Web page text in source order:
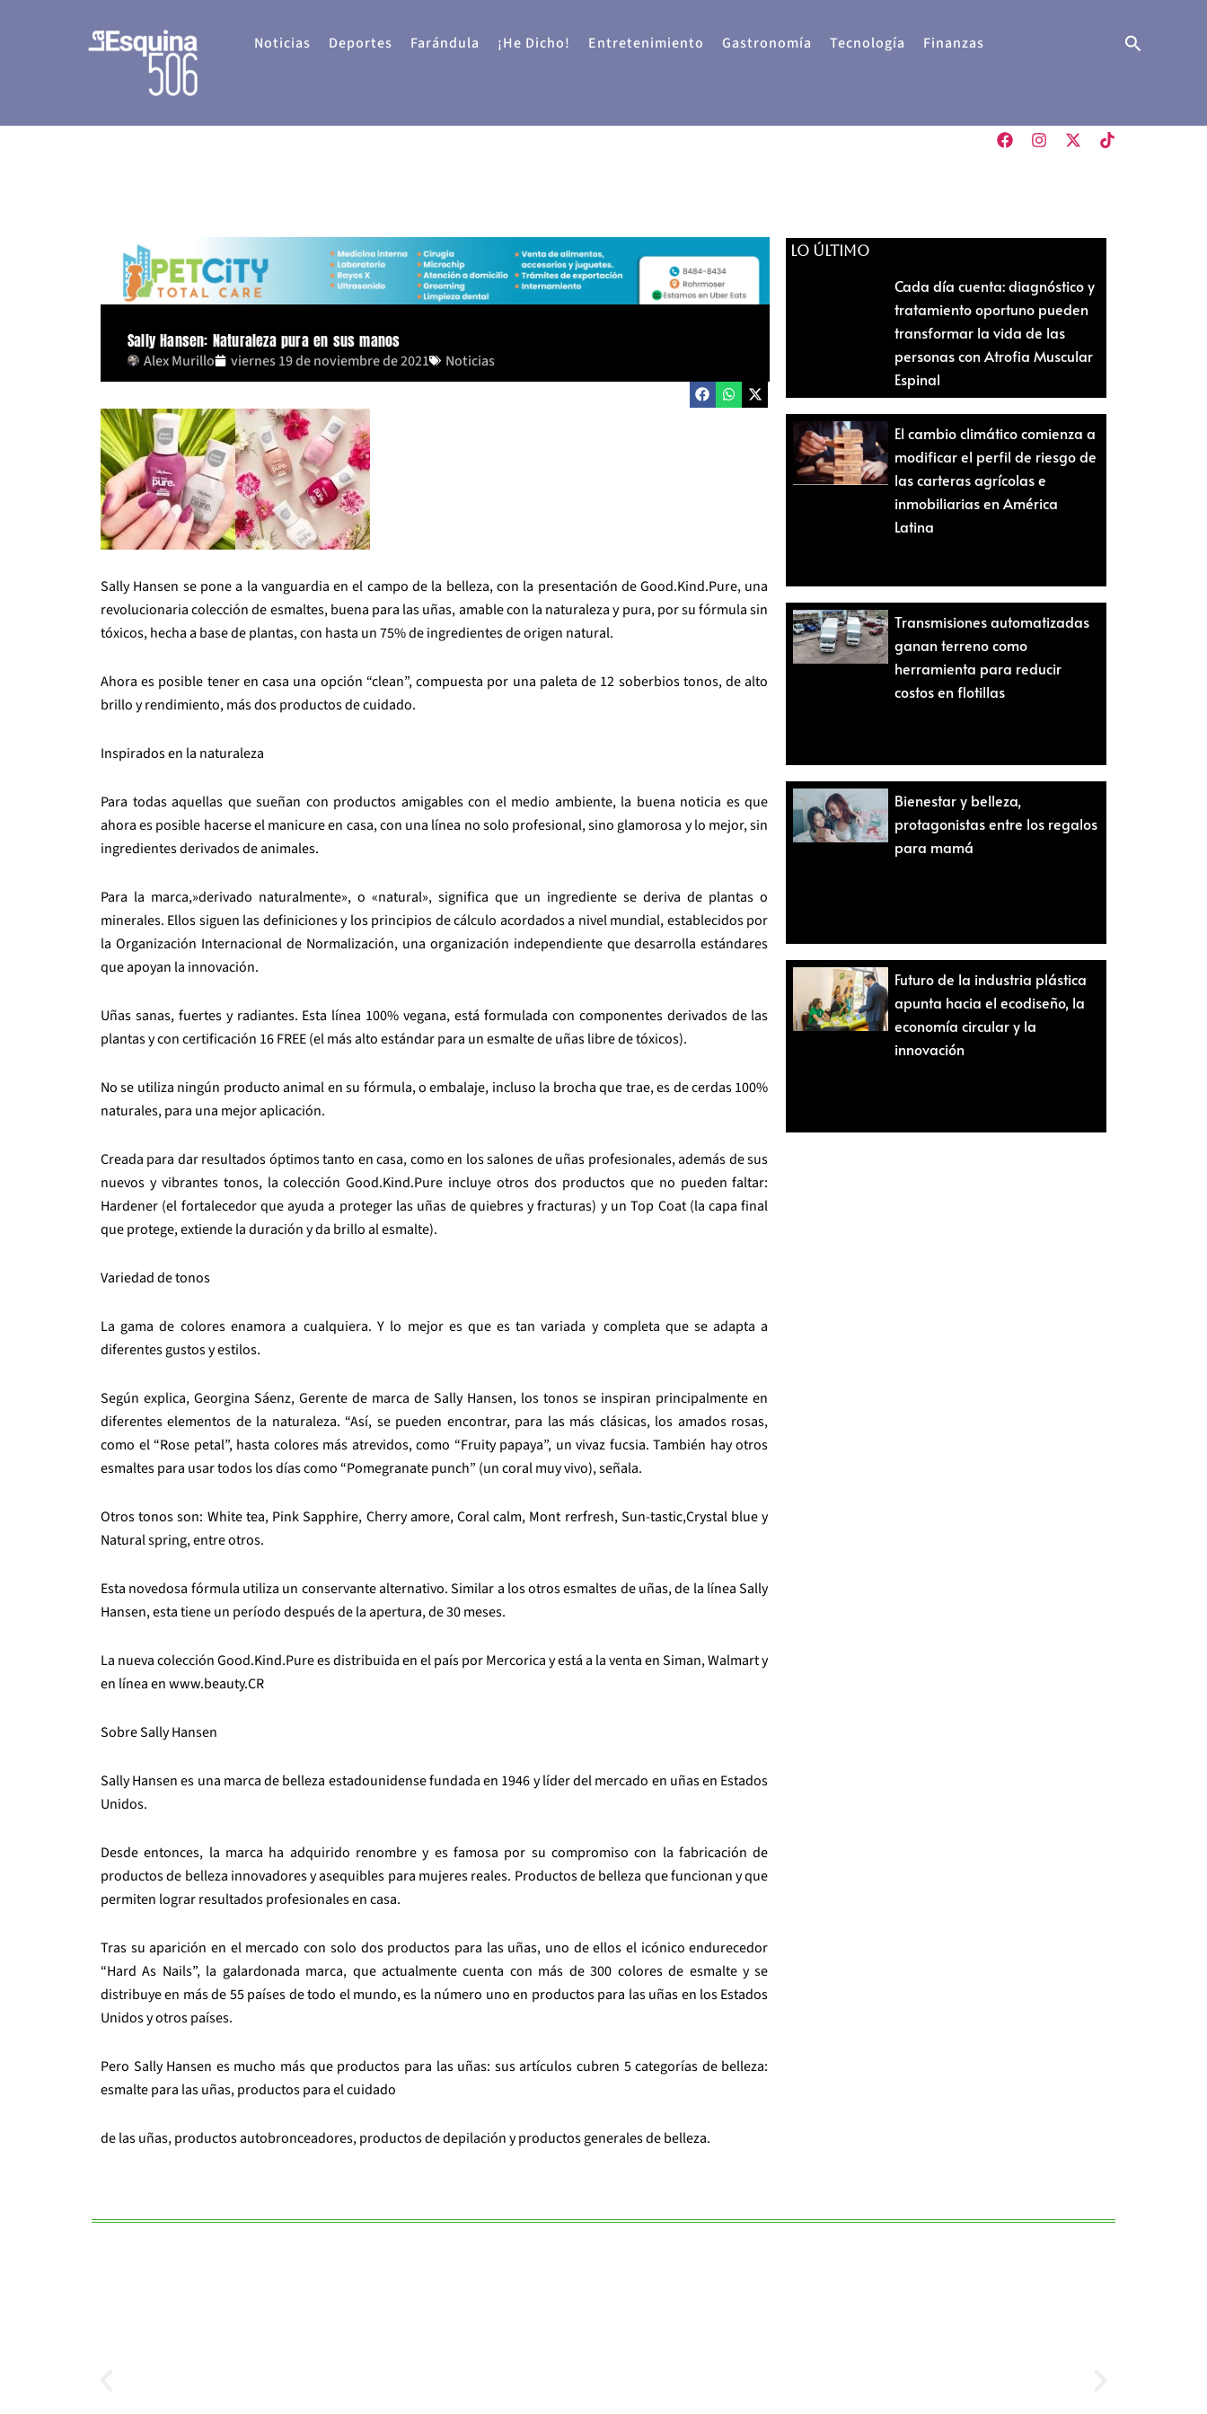
Noticias Deportes Farándula ¡He Dicho! Entretenimiento Gastronomía Tecnología Finanzas Buscar
Sally Hansen: Naturaleza pura en sus manos
Alex Murillo viernes 19 de noviembre de 2021 Noticias
Sally Hansen se pone a la vanguardia en el campo de la belleza, con la presentación de Good.Kind.Pure, una
revolucionaria colección de esmaltes, buena para las uñas, amable con la naturaleza y pura, por su fórmula sin
tóxicos, hecha a base de plantas, con hasta un 75% de ingredientes de origen natural.
Ahora es posible tener en casa una opción “clean”, compuesta por una paleta de 12 soberbios tonos, de alto
brillo y rendimiento, más dos productos de cuidado.
Inspirados en la naturaleza
Para todas aquellas que sueñan con productos amigables con el medio ambiente, la buena noticia es que
ahora es posible hacerse el manicure en casa, con una línea no solo profesional, sino glamorosa y lo mejor, sin
ingredientes derivados de animales.
Para la marca,»derivado naturalmente», o «natural», significa que un ingrediente se deriva de plantas o
minerales. Ellos siguen las definiciones y los principios de cálculo acordados a nivel mundial, establecidos por
la Organización Internacional de Normalización, una organización independiente que desarrolla estándares
que apoyan la innovación.
Uñas sanas, fuertes y radiantes. Esta línea 100% vegana, está formulada con componentes derivados de las
plantas y con certificación 16 FREE (el más alto estándar para un esmalte de uñas libre de tóxicos).
No se utiliza ningún producto animal en su fórmula, o embalaje, incluso la brocha que trae, es de cerdas 100%
naturales, para una mejor aplicación.
Creada para dar resultados óptimos tanto en casa, como en los salones de uñas profesionales, además de sus
nuevos y vibrantes tonos, la colección Good.Kind.Pure incluye otros dos productos que no pueden faltar:
Hardener (el fortalecedor que ayuda a proteger las uñas de quiebres y fracturas) y un Top Coat (la capa final
que protege, extiende la duración y da brillo al esmalte).
Variedad de tonos
La gama de colores enamora a cualquiera. Y lo mejor es que es tan variada y completa que se adapta a
diferentes gustos y estilos.
Según explica, Georgina Sáenz, Gerente de marca de Sally Hansen, los tonos se inspiran principalmente en
diferentes elementos de la naturaleza. “Así, se pueden encontrar, para las más clásicas, los amados rosas,
como el “Rose petal”, hasta colores más atrevidos, como “Fruity papaya”, un vivaz fucsia. También hay otros
esmaltes para usar todos los días como “Pomegranate punch” (un coral muy vivo), señala.
Otros tonos son: White tea, Pink Sapphire, Cherry amore, Coral calm, Mont rerfresh, Sun-tastic,Crystal blue y
Natural spring, entre otros.
Esta novedosa fórmula utiliza un conservante alternativo. Similar a los otros esmaltes de uñas, de la línea Sally
Hansen, esta tiene un período después de la apertura, de 30 meses.
La nueva colección Good.Kind.Pure es distribuida en el país por Mercorica y está a la venta en Siman, Walmart y
en línea en www.beauty.CR
Sobre Sally Hansen
Sally Hansen es una marca de belleza estadounidense fundada en 1946 y líder del mercado en uñas en Estados
Unidos.
Desde entonces, la marca ha adquirido renombre y es famosa por su compromiso con la fabricación de
productos de belleza innovadores y asequibles para mujeres reales. Productos de belleza que funcionan y que
permiten lograr resultados profesionales en casa.
Tras su aparición en el mercado con solo dos productos para las uñas, uno de ellos el icónico endurecedor
“Hard As Nails”, la galardonada marca, que actualmente cuenta con más de 300 colores de esmalte y se
distribuye en más de 55 países de todo el mundo, es la número uno en productos para las uñas en los Estados
Unidos y otros países.
Pero Sally Hansen es mucho más que productos para las uñas: sus artículos cubren 5 categorías de belleza:
esmalte para las uñas, productos para el cuidado
de las uñas, productos autobronceadores, productos de depilación y productos generales de belleza.
LO ÚLTIMO
Cada día cuenta: diagnóstico y
tratamiento oportuno pueden
transformar la vida de las
personas con Atrofia Muscular
Espinal
El cambio climático comienza a
modificar el perfil de riesgo de
las carteras agrícolas e
inmobiliarias en América
Latina
Transmisiones automatizadas
ganan terreno como
herramienta para reducir
costos en flotillas
Bienestar y belleza,
protagonistas entre los regalos
para mamá
Futuro de la industria plástica
apunta hacia el ecodiseño, la
economía circular y la
innovación